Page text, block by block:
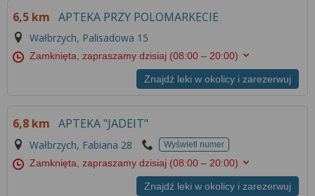
6,5 km APTEKA PRZY POLOMARKECIE
Wałbrzych, Palisadowa 15
Zamknięta, zapraszamy dzisiaj (08:00 – 20:00)
Znajdź leki w okolicy i zarezerwuj
6,8 km APTEKA "JADEIT"
Wałbrzych, Fabiana 28 Wyświetl numer
Zamknięta, zapraszamy dzisiaj (08:00 – 20:00)
Znajdź leki w okolicy i zarezerwuj